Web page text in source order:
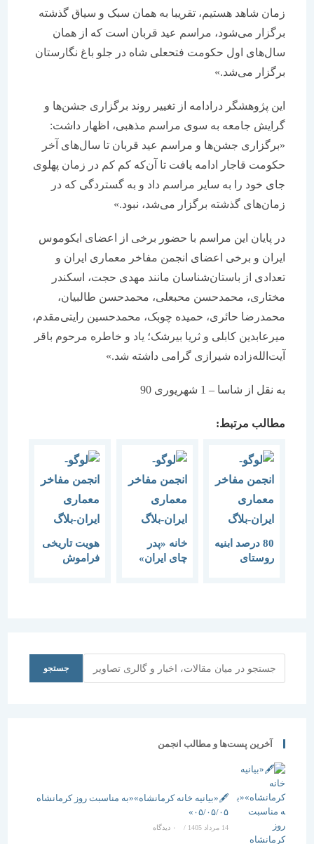
زمان شاهد هستیم، تقریبا به همان سبک و سیاق گذشته
برگزار می‌شود، مراسم عید قربان است که از همان
سال‌های اول حکومت فتحعلی شاه در جلو باغ نگارستان
برگزار می‌شد.»
این پژوهشگر درادامه از تغییر روند برگزاری جشن‌ها و
گرایش جامعه به سوی مراسم مذهبی، اظهار داشت:
«برگزاری جشن‌ها و مراسم عید قربان تا سال‌های آخر
حکومت قاجار ادامه یافت تا آن‌که کم کم در زمان پهلوی
جای خود را به سایر مراسم داد و به گستردگی که در
زمان‌های گذشته برگزار می‌شد، نبود.»
در پایان این مراسم با حضور برخی از اعضای ایکوموس
ایران و برخی اعضای انجمن مفاخر معماری ایران و
تعدادی از باستان‌شناسان مانند‌ مهدی حجت، اسکندر
مختاری، محمدحسن محبعلی، محمدحسن طالبیان،
محمدرضا حائری، حمیده چوبک، محمدحسین رایتی‌مقدم،
میرعابدین کابلی و ثریا بیرشک؛ یاد و خاطره‌ مرحوم باقر
آیت‌الله‌زاده شیرازی گرامی داشته شد.»
به نقل از شاسا – 1 شهریوری 90
مطالب مرتبط:
80 درصد ابنیه
روستای
خانه «پدر
چای ایران»
هویت تاریخی
فراموش
جستجو
آخرین پست‌ها و مطالب انجمن
🖋️«بیانیه خانه کرمانشاه»«به مناسبت روز کرمانشاه
۰۵/۰۵/۰۵»
/ ۰ دیدگاه